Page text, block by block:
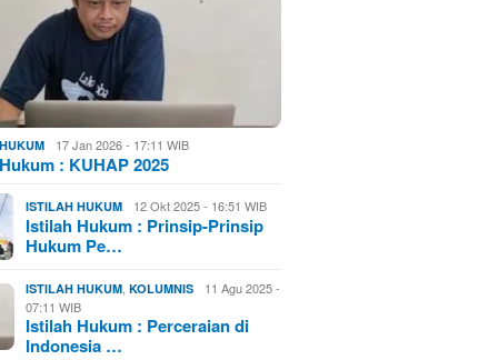
17 Jan 2026 - 17:11 WIB
: KUHAP 2025
ISTILAH HUKUM 12 Okt 2025 - 16:51 WIB
Istilah Hukum : Prinsip-Prinsip
Hukum Pe…
ISTILAH HUKUM ,KOLUMNIS
11 Agu 2025 -
07:11 WIB
Istilah Hukum : Perceraian di
Indonesia …